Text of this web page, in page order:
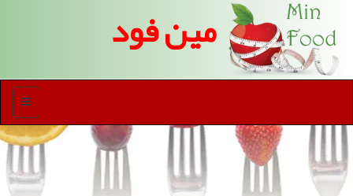
مین فود
منو